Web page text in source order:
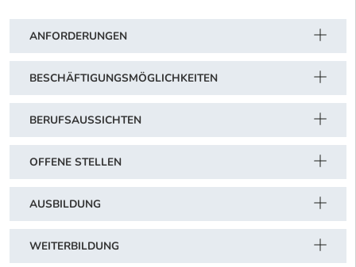
ANFORDERUNGEN
BESCHÄFTIGUNGSMÖGLICHKEITEN
BERUFSAUSSICHTEN
OFFENE STELLEN
AUSBILDUNG
WEITERBILDUNG